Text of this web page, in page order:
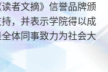
者文摘》信誉品牌颁
，并表示学院得以成
体同事致力为社会大